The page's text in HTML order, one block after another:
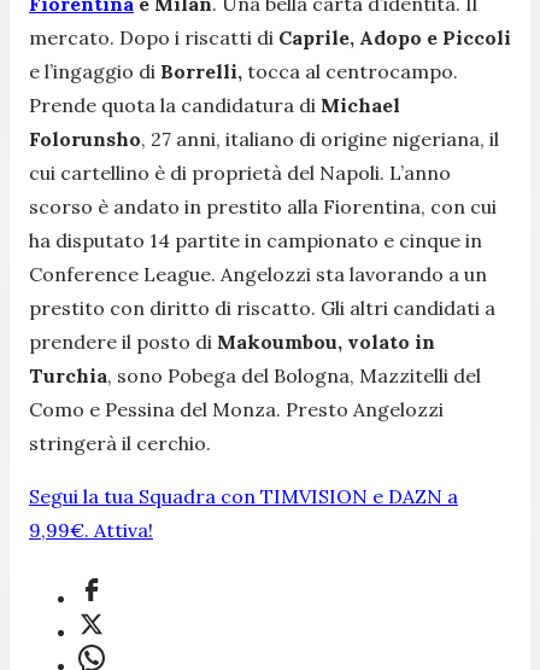
mercato. Dopo i riscatti di Caprile, Adopo e Piccoli
e l’ingaggio di Borrelli, tocca al centrocampo.
Prende quota la candidatura di Michael
Folorunsho, 27 anni, italiano di origine nigeriana, il
cui cartellino è di proprietà del Napoli. L’anno
scorso è andato in prestito alla Fiorentina, con cui
ha disputato 14 partite in campionato e cinque in
Conference League. Angelozzi sta lavorando a un
prestito con diritto di riscatto. Gli altri candidati a
prendere il posto di Makoumbou, volato in
Turchia, sono Pobega del Bologna, Mazzitelli del
Como e Pessina del Monza. Presto Angelozzi
stringerà il cerchio.
Segui la tua Squadra con TIMVISION e DAZN a
9,99€. Attiva!